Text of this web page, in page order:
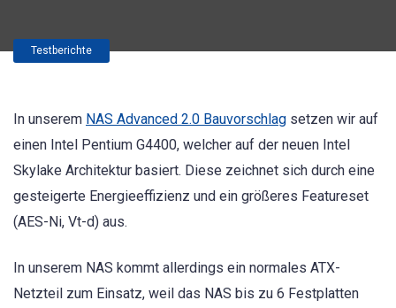
Testberichte
In unserem NAS Advanced 2.0 Bauvorschlag setzen wir auf
einen Intel Pentium G4400, welcher auf der neuen Intel
Skylake Architektur basiert. Diese zeichnet sich durch eine
gesteigerte Energieeffizienz und ein größeres Featureset
(AES-Ni, Vt-d) aus.
In unserem NAS kommt allerdings ein normales ATX-
Netzteil zum Einsatz, weil das NAS bis zu 6 Festplatten